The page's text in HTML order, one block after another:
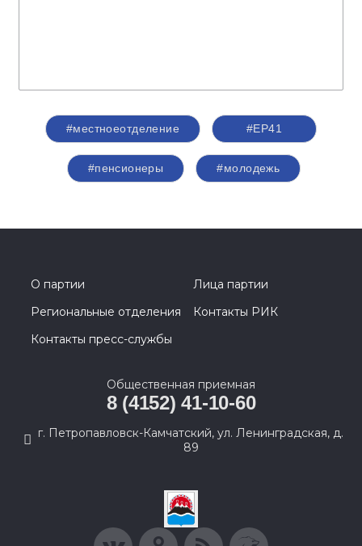
#местноеотделение #ЕР41
#пенсионеры #молодежь
О партии
Лица партии
Региональные отделения
Контакты РИК
Контакты пресс-службы
Общественная приемная
8 (4152) 41-10-60
г. Петропавловск-Камчатский, ул. Ленинградская, д.
89